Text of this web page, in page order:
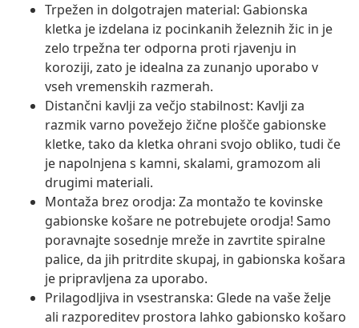
Trpežen in dolgotrajen material: Gabionska
kletka je izdelana iz pocinkanih železnih žic in je
zelo trpežna ter odporna proti rjavenju in
koroziji, zato je idealna za zunanjo uporabo v
vseh vremenskih razmerah.
Distančni kavlji za večjo stabilnost: Kavlji za
razmik varno povežejo žične plošče gabionske
kletke, tako da kletka ohrani svojo obliko, tudi če
je napolnjena s kamni, skalami, gramozom ali
drugimi materiali.
Montaža brez orodja: Za montažo te kovinske
gabionske košare ne potrebujete orodja! Samo
poravnajte sosednje mreže in zavrtite spiralne
palice, da jih pritrdite skupaj, in gabionska košara
je pripravljena za uporabo.
Prilagodljiva in vsestranska: Glede na vaše želje
ali razporeditev prostora lahko gabionsko košaro